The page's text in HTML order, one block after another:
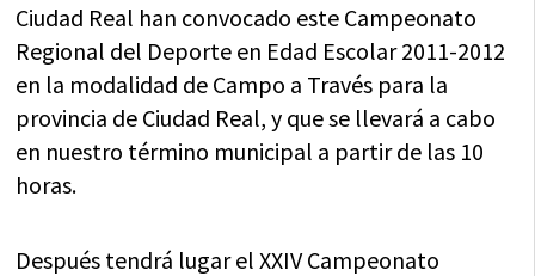
Ciudad Real han convocado este Campeonato
Regional del Deporte en Edad Escolar 2011-2012
en la modalidad de Campo a Través para la
provincia de Ciudad Real, y que se llevará a cabo
en nuestro término municipal a partir de las 10
horas.
Después tendrá lugar el XXIV Campeonato